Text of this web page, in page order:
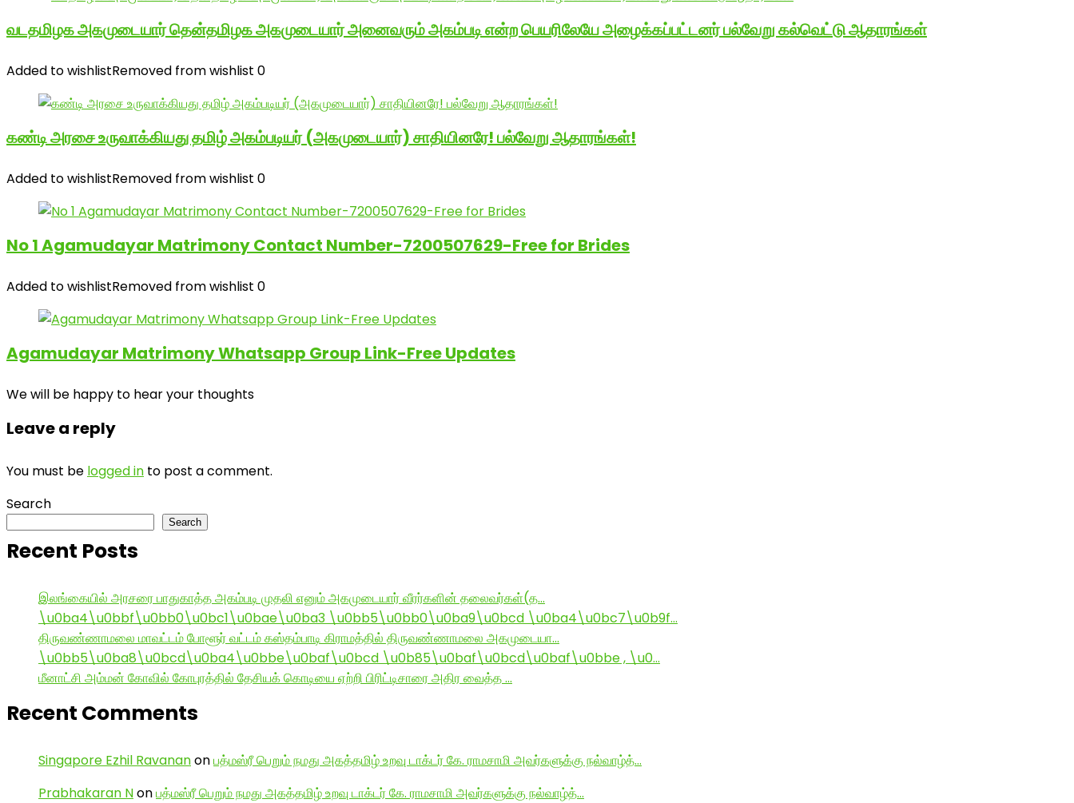
வடதமிழக அகமுடையார் தென்தமிழக அகமுடையார் அனைவரும் அகம்படி என்ற பெயரிலேயே அழைக்கப்பட்டனர் பல்வேறு கல்வெட்டு ஆதாரங்கள்
Added to wishlistRemoved from wishlist 0
கண்டி அரசை உருவாக்கியது தமிழ் அகம்படியர் (அகமுடையார்) சாதியினரே! பல்வேறு ஆதாரங்கள்!
Added to wishlistRemoved from wishlist 0
No 1 Agamudayar Matrimony Contact Number-7200507629-Free for Brides
Added to wishlistRemoved from wishlist 0
Agamudayar Matrimony Whatsapp Group Link-Free Updates
We will be happy to hear your thoughts
Leave a reply
You must be logged in to post a comment.
Search
Search
Recent Posts
இலங்கையில் அரசரை பாதுகாத்த அகம்படி முதலி எனும் அகமுடையார் வீரர்களின் தலைவர்கள்(த…
\u0ba4\u0bbf\u0bb0\u0bc1\u0bae\u0ba3 \u0bb5\u0bb0\u0ba9\u0bcd \u0ba4\u0bc7\u0b9f…
திருவண்ணாமலை மாவட்டம் போளூர் வட்டம் கஸ்தம்பாடி கிராமத்தில் திருவண்ணாமலை அகமுடையா…
\u0bb5\u0ba8\u0bcd\u0ba4\u0bbe\u0baf\u0bcd \u0b85\u0baf\u0bcd\u0baf\u0bbe , \u0…
மீனாட்சி அம்மன் கோவில் கோபுரத்தில் தேசியக் கொடியை ஏற்றி பிரிட்டிசாரை அதிர வைத்த …
Recent Comments
Singapore Ezhil Ravananonபத்மஸ்ரீ பெறும் நமது அகத்தமிழ் உறவு டாக்டர் கே. ராமசாமி அவர்களுக்கு நல்வாழ்த்…
Prabhakaran Nonபத்மஸ்ரீ பெறும் நமது அகத்தமிழ் உறவு டாக்டர் கே. ராமசாமி அவர்களுக்கு நல்வாழ்த்…